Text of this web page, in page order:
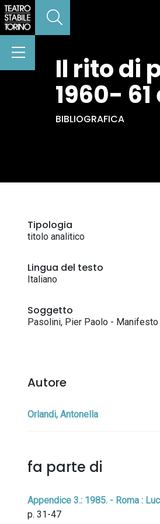
Il rito di
1960-
BIBLIOGRAFICA
Tipologia
titolo analitico
Lingua del testo
Italiano
Soggetto
Pasolini, Pier Paolo - Manifesto
Autore
Orlandi, Antonella
fa parte di
Appendice 3.: 1985. - Roma :
p. 31-47